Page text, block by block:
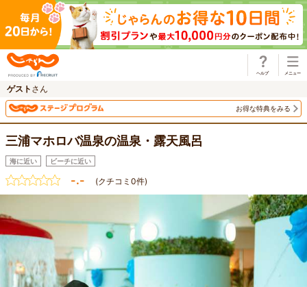
ゲスト さん
お得な特典をみる
三浦マホロバ温泉の温泉・露天風呂
海に近い ビーチに近い
-.- (クチコミ0件)